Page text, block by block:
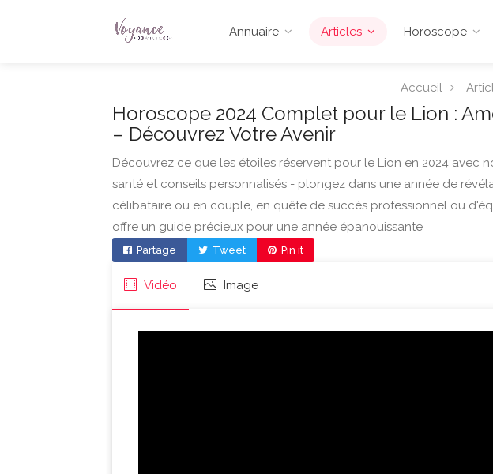
Annuaire Articles Horoscope
Accueil
Horoscope 2024 Complet pour le Lion :
– Découvrez Votre Avenir
Découvrez ce que les étoiles réservent pour le Lion en 2024 avec
santé et conseils personnalisés - plongez dans une année de
célibataire ou en couple, en quête de succès professionnel ou
offre un guide précieux pour une année épanouissante
Partage Tweet Pin it
Vidéo Image